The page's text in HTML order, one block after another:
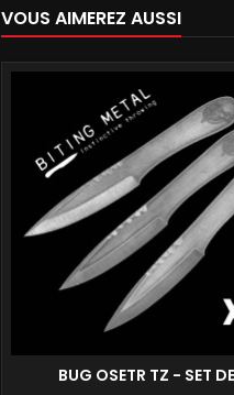
VOUS AIMEREZ AUSSI
BUG OSETR TZ - SET